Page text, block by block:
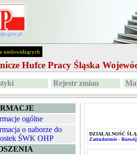
niedowidzących
Hufce Pracy Śląska
Rejestr zmian
ogólne
o naborze do
ŚWK OHP
DZIAŁALNOŚĆ
Zatrudnienie -